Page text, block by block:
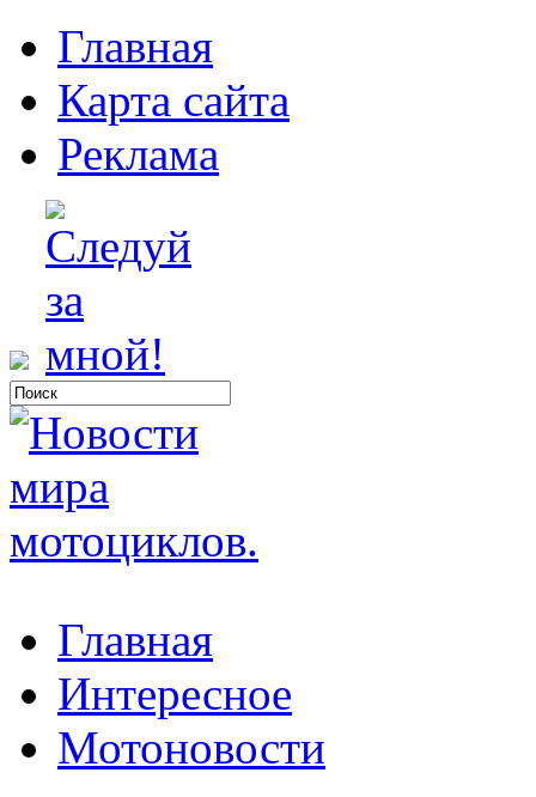
Главная
Карта сайта
Реклама
Главная
Интересное
Мотоновости